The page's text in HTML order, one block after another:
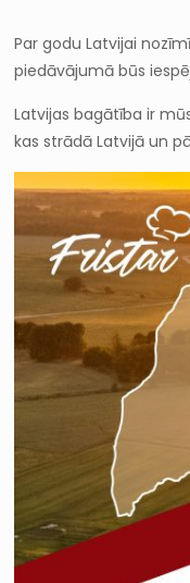
Par godu Latvijai
piedāvājumā būs
Latvijas bagātība ir
kas strādā Latvijā un